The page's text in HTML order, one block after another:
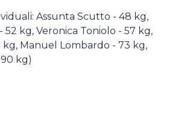
Assunta Scutto - 48 kg,
kg, Veronica Toniolo - 57 kg,
Manuel Lombardo - 73 kg,
kg)